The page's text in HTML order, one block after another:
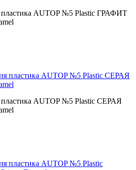
пластика AUTOP №5 Plastic ГРАФИТ
пластика AUTOP №5 Plastic СЕРАЯ